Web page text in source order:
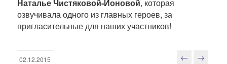
Наталье Чистяковой-Ионовой, которая
озвучивала одного из главных героев, за
пригласительные для наших участников!
02.12.2015 ← →